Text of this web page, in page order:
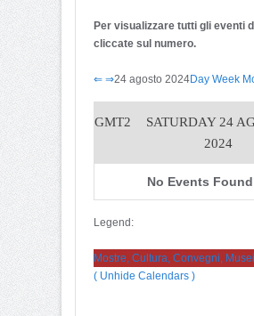
Per visualizzare tutti gli eventi
cliccate sul numero.
⇐ ⇒24 agosto 2024Day Week
GMT2
SATURDAY 24
2024
No Events Found
Legend:
Mostre, Cultura, Convegni, Musei
( Unhide Calendars )